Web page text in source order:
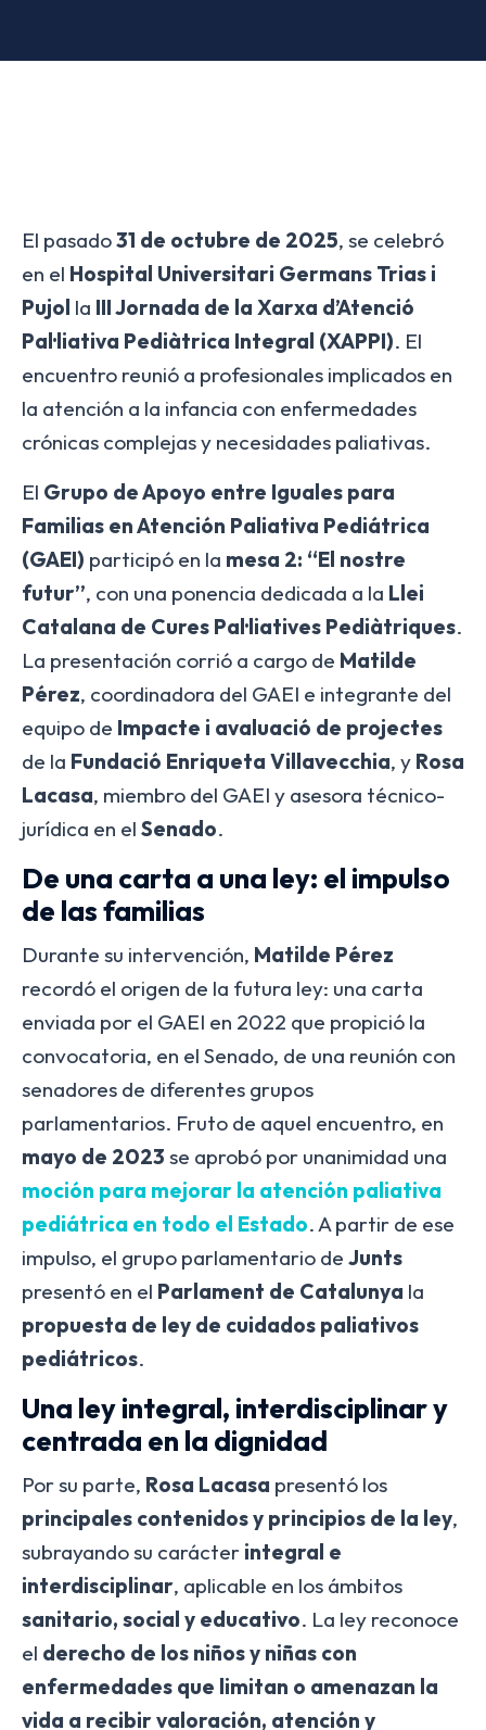
El pasado31 de octubre de 2025, se celebró
en el Hospital Universitari Germans Trias i
Pujol la III Jornada de la Xarxa d’Atenció
Pal·liativa Pediàtrica Integral (XAPPI). El
encuentro reunió a profesionales implicados en
la atención a la infancia con enfermedades
crónicas complejas y necesidades paliativas.
El Grupo de Apoyo entre Iguales para
Familias en Atención Paliativa Pediátrica
(GAEI) participó en la mesa 2: “El nostre
futur”, con una ponencia dedicada a la Llei
Catalana de Cures Pal·liatives Pediàtriques.
La presentación corrió a cargo de Matilde
Pérez, coordinadora del GAEI e integrante del
equipo de Impacte i avaluació de projectes
de la Fundació Enriqueta Villavecchia, y Rosa
Lacasa, miembro del GAEI y asesora técnico-
jurídica en el Senado.
De una carta a una ley: el impulso
de las familias
Durante su intervención, Matilde Pérez
recordó el origen de la futura ley: una carta
enviada por el GAEI en 2022 que propició la
convocatoria, en el Senado, de una reunión con
senadores de diferentes grupos
parlamentarios. Fruto de aquel encuentro, en
mayo de 2023 se aprobó por unanimidad una
moción para mejorar la atención paliativa
pediátrica en todo el Estado. A partir de ese
impulso, el grupo parlamentario de Junts
presentó en el Parlament de Catalunya la
propuesta de ley de cuidados paliativos
pediátricos.
Una ley integral, interdisciplinar y
centrada en la dignidad
Por su parte, Rosa Lacasa presentó los
principales contenidos y principios de la ley,
subrayando su carácter integral e
interdisciplinar, aplicable en los ámbitos
sanitario, social y educativo. La ley reconoce
el derecho de los niños y niñas con
enfermedades que limitan o amenazan la
vida a recibir valoración, atención y